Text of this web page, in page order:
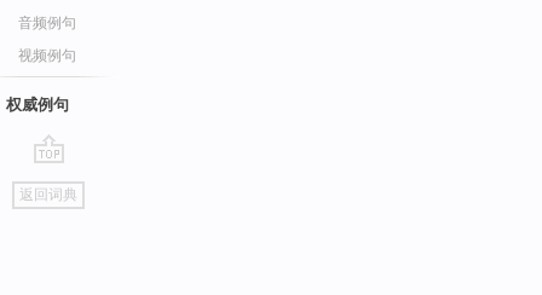
音频例句
视频例句
权威例句
go
top
返回词典